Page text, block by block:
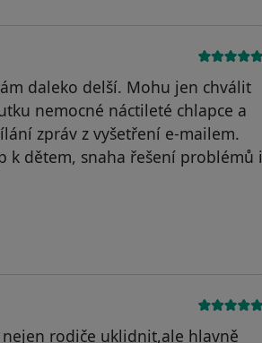
daleko delší. Mohu jen chválit
nemocné náctileté chlapce a
zpráv z vyšetření e-mailem.
k dětem, snaha řešení problémů i
rodiče uklidnit,ale hlavně